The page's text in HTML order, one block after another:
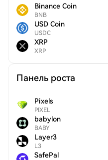
Binance Coin
BNB
USD Coin
USDC
XRP
XRP
Панель роста
Pixels
PIXEL
babylon
BABY
Layer3
L3
SafePal